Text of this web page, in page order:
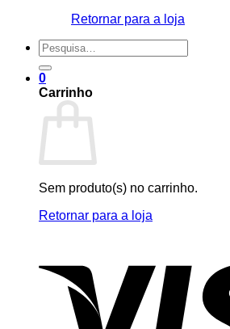
Retornar para a loja
Pesquisar
por:
0
Carrinho
Sem produto(s) no carrinho.
Retornar para a loja